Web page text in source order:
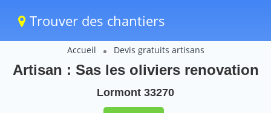
Trouver des chantiers
Accueil Devis gratuits artisans
Artisan : Sas les oliviers renovation
Lormont 33270